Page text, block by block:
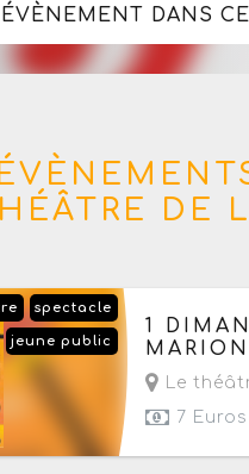
DANS
DE
spectacle
jeune public
Le
1
Le
7 Euros